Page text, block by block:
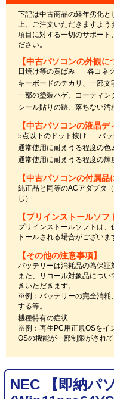
下記は中古商品の経年劣化
上、ご注文いただきますよう
項目に対する一切のサポート
ださい。
【中古パソコンの外観に
日焼け等の黄ばみ
各コネ
キーボードのテカリ、一部文
一部の塗装ハゲ、コーティン
シール貼りの跡、落ちない汚
【中古パソコンの液晶デ
5点以下のドット抜け
バ
通常使用に耐えうる程度の色
通常使用に耐えうる程度の輝
【中古パソコンの付属品
純正品と同等のACアダプタ
じ）
【プリインストールソフ
プリインストールソフトは
トールされる場合がございま
【その他の注意事項】
バッテリーは消耗品の為保証
また、リコール対象品につ
きいただきます。
※例：バッテリーの完全消耗
する等。
機種特有の症状
※例：再生PC用正規OSをイ
OSの機能が一部制限がされて
NEC 【即納パ